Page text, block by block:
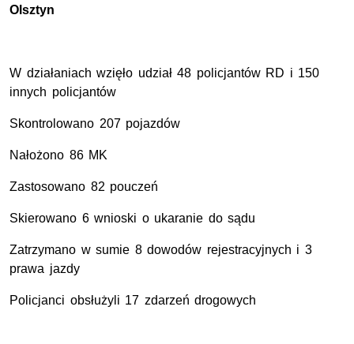
Olsztyn
W działaniach wzięło udział 48 policjantów RD i 150
innych policjantów
Skontrolowano 207 pojazdów
Nałożono 86 MK
Zastosowano 82 pouczeń
Skierowano 6 wnioski o ukaranie do sądu
Zatrzymano w sumie 8 dowodów rejestracyjnych i 3
prawa jazdy
Policjanci obsłużyli 17 zdarzeń drogowych